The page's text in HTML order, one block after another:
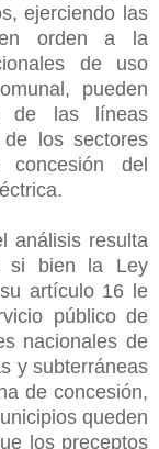
ejerciendo las
en orden a la
de uso
pueden
de las líneas
los sectores
concesión del
análisis resulta
si bien la Ley
artículo 16 le
público de
nacionales de
y subterráneas
de concesión,
queden
los preceptos